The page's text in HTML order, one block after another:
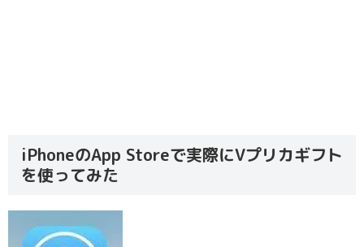
iPhoneのApp Storeで実際にVプリカギフト
を使ってみた